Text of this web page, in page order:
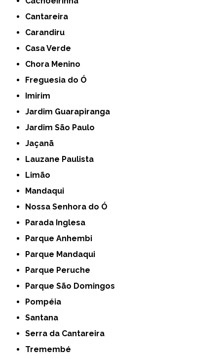
Cantareira
Carandiru
Casa Verde
Chora Menino
Freguesia do Ó
Imirim
Jardim Guarapiranga
Jardim São Paulo
Jaçanã
Lauzane Paulista
Limão
Mandaqui
Nossa Senhora do Ó
Parada Inglesa
Parque Anhembi
Parque Mandaqui
Parque Peruche
Parque São Domingos
Pompéia
Santana
Serra da Cantareira
Tremembé